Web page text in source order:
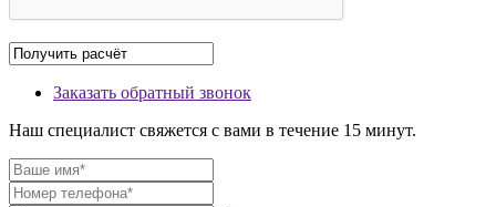
Заказать обратный звонок
Наш специалист свяжется с вами в течение 15 минут.